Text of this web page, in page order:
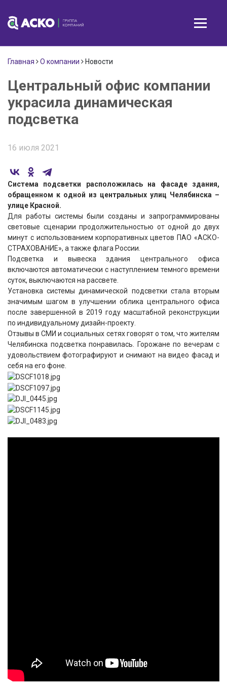
Главная О компании Новости
Центральный офис компании
украсила динамическая
подсветка
16 июля 2021
Система подсветки расположилась на фасаде здания,
обращенном к одной из центральных улиц Челябинска –
улице Красной.
Для работы системы были созданы и запрограммированы
световые сценарии продолжительностью от одной до двух
минут с использованием корпоративных цветов ПАО «АСКО-
СТРАХОВАНИЕ», а также флага России.
Подсветка и вывеска здания центрального офиса
включаются автоматически с наступлением темного времени
суток, выключаются на рассвете.
Установка системы динамической подсветки стала вторым
значимым шагом в улучшении облика центрального офиса
после завершенной в 2019 году масштабной реконструкции
по индивидуальному дизайн-проекту.
Отзывы в СМИ и социальных сетях говорят о том, что жителям
Челябинска подсветка понравилась. Горожане по вечерам с
удовольствием фотографируют и снимают на видео фасад и
себя на его фоне.